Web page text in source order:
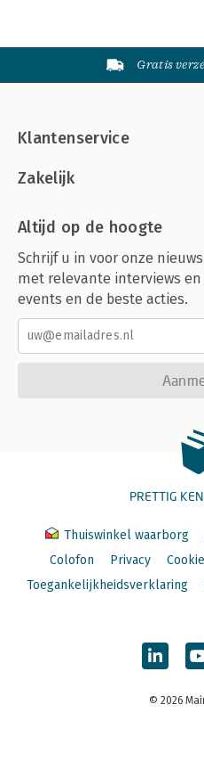
Gratis
Klantenservice
Zakelijk
Altijd op de hoogte
Schrijf u in voor onze
met relevante interviews
events en de beste acties.
PRETTIG
Thuiswinkel waarborg
Colofon
Privacy
Toegankelijkheidsverklaring
© 2026